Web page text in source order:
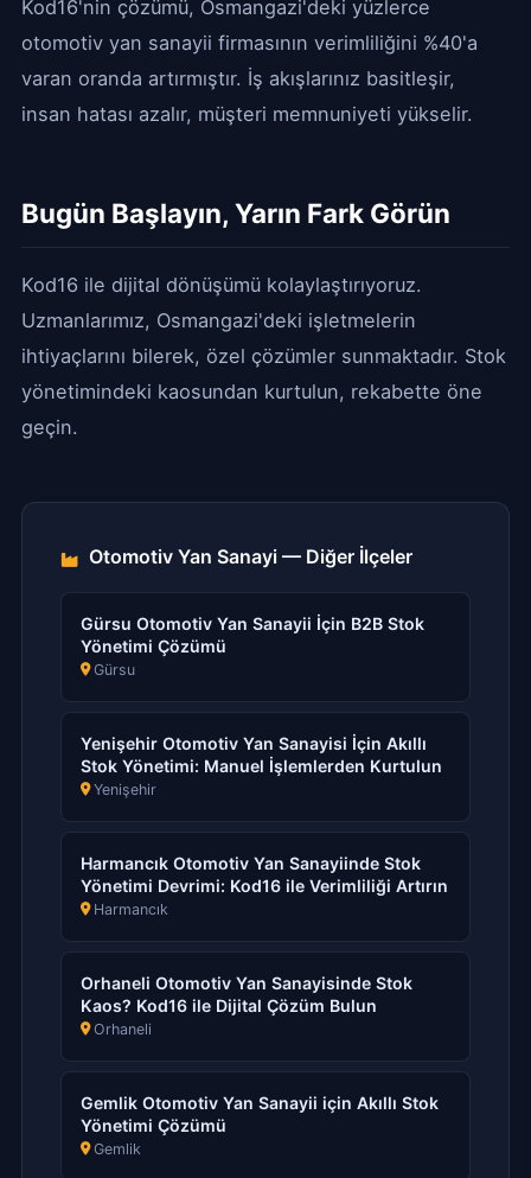
Kod16'nin çözümü, Osmangazi'deki yüzlerce
otomotiv yan sanayii firmasının verimliliğini %40'a
varan oranda artırmıştır. İş akışlarınız basitleşir,
insan hatası azalır, müşteri memnuniyeti yükselir.
Bugün Başlayın, Yarın Fark Görün
Kod16 ile dijital dönüşümü kolaylaştırıyoruz.
Uzmanlarımız, Osmangazi'deki işletmelerin
ihtiyaçlarını bilerek, özel çözümler sunmaktadır. Stok
yönetimindeki kaosundan kurtulun, rekabette öne
geçin.
Otomotiv Yan Sanayi — Diğer İlçeler
Gürsu Otomotiv Yan Sanayii İçin B2B Stok
Yönetimi Çözümü
Gürsu
Yenişehir Otomotiv Yan Sanayisi İçin Akıllı
Stok Yönetimi: Manuel İşlemlerden Kurtulun
Yenişehir
Harmancık Otomotiv Yan Sanayiinde Stok
Yönetimi Devrimi: Kod16 ile Verimliliği Artırın
Harmancık
Orhaneli Otomotiv Yan Sanayisinde Stok
Kaos? Kod16 ile Dijital Çözüm Bulun
Orhaneli
Gemlik Otomotiv Yan Sanayii için Akıllı Stok
Yönetimi Çözümü
Gemlik